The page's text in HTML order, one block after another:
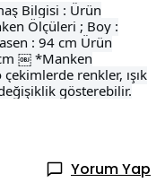
Bilgisi : Ürün
Ölçüleri ; Boy :
: 94 cm Ürün
￼ *Manken
renkler, ışık
gösterebilir.
Yorum Yap